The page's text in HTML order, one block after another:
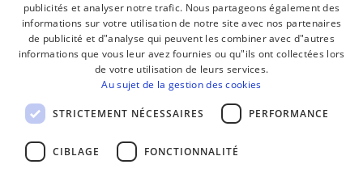
BASQUE
FRENCH
publicités et analyser notre trafic. Nous partageons également des
informations sur votre utilisation de notre site avec nos partenaires
de publicité et d"analyse qui peuvent les combiner avec d"autres
informations que vous leur avez fournies ou qu"ils ont collectées lors
de votre utilisation de leurs services.
Au sujet de la gestion des cookies
STRICTEMENT NÉCESSAIRES PERFORMANCE
CIBLAGE FONCTIONNALITÉ